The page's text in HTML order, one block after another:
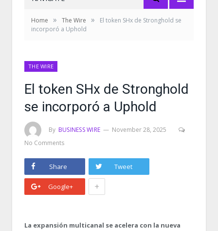
Home » The Wire »
El token SHx de Stronghold se
incorporó a Uphold
THE WIRE
El token SHx de Stronghold
se incorporó a Uphold
By BUSINESS WIRE
November 28, 2025
No Comments
Share Tweet
Google+ +
La expansión multicanal se acelera con la nueva